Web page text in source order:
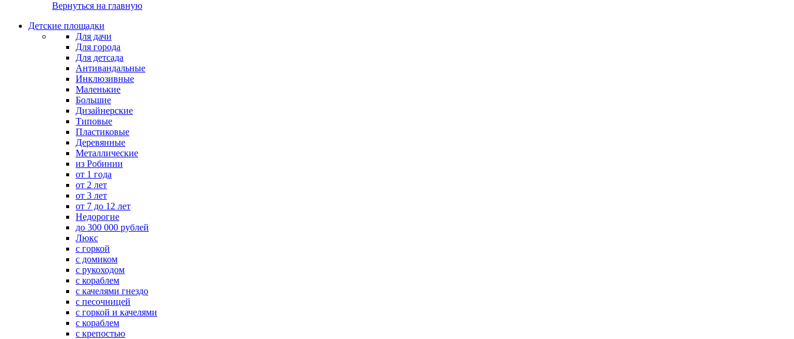
Вернуться на главную
Детские площадки
Для дачи
Для города
Для детсада
Антивандальные
Инклюзивные
Маленькие
Большие
Дизайнерские
Типовые
Пластиковые
Деревянные
Металлические
из Робинии
от 1 года
от 2 лет
от 3 лет
от 7 до 12 лет
Недорогие
до 300 000 рублей
Люкс
с горкой
с домиком
с рукоходом
с кораблем
с качелями гнездо
с песочницей
с горкой и качелями
с кораблем
с крепостью